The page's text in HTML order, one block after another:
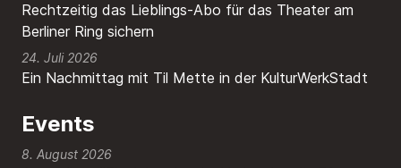
Rechtzeitig das Lieblings-Abo für das Theater am
Berliner Ring sichern
Ein Nachmittag mit Til Mette in der KulturWerkStadt
24. Juli 2026
Events
8. August 2026